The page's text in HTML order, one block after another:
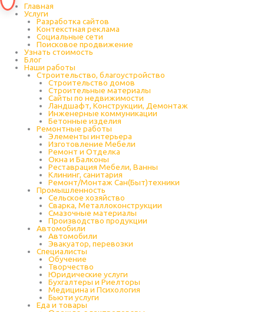
Главная
Услуги
Разработка сайтов
Контекстная реклама
Социальные сети
Поисковое продвижение
Узнать стоимость
Блог
Наши работы
Строительство, благоустройство
Строительство домов
Строительные материалы
Сайты по недвижимости
Ландшафт, Конструкции, Демонтаж
Инженерные коммуникации
Бетонные изделия
Ремонтные работы
Элементы интерьера
Изготовление Мебели
Ремонт и Отделка
Окна и Балконы
Реставрация Мебели, Ванны
Клининг, санитария
Ремонт/Монтаж Сан(Быт)техники
Промышленность
Cельское хозяйство
Сварка, Металлоконструкции
Cмазочные материалы
Производство продукции
Автомобили
Автомобили
Эвакуатор, перевозки
Специалисты
Обучение
Творчество
Юридические услуги
Бухгалтеры и Риелторы
Медицина и Психология
Бьюти услуги
Еда и товары